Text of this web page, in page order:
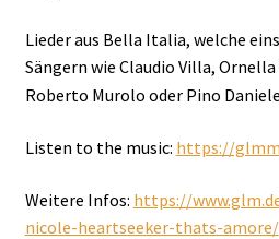
Lieder aus Bella Italia, welche
Sängern wie Claudio Villa,
Roberto Murolo oder Pino
Listen to the music: https://
Weitere Infos: https://
nicole-heartseeker-thats-amore/